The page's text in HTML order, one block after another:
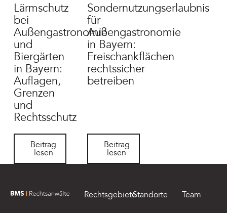
Lärmschutz
bei
Außengastronomie
und
Biergärten
in Bayern:
Auflagen,
Grenzen
und
Rechtsschutz
Beitrag lesen
Beitrag
lesen
Sondernutzungserlaubnis
für
Außengastronomie
in Bayern:
Freischankflächen
rechtssicher
betreiben
Beitrag lesen
Beitrag
lesen
zur Startseite von BMS Rechtsanwälte
RechtsgebieteStandorte Team